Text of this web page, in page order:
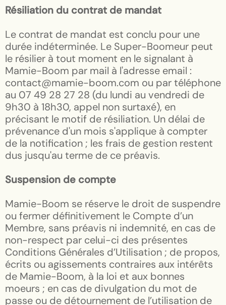
Résiliation du contrat de mandat
Le contrat de mandat est conclu pour une
durée indéterminée. Le Super-Boomeur peut
le résilier à tout moment en le signalant à
Mamie-Boom par mail à l'adresse email :
contact@mamie-boom.com ou par téléphone
au 07 49 28 27 28 (du lundi au vendredi de
9h30 à 18h30, appel non surtaxé), en
précisant le motif de résiliation. Un délai de
prévenance d'un mois s'applique à compter
de la notification ; les frais de gestion restent
dus jusqu'au terme de ce préavis.
Suspension de compte
Mamie-Boom se réserve le droit de suspendre
ou fermer définitivement le Compte d’un
Membre, sans préavis ni indemnité, en cas de
non-respect par celui-ci des présentes
Conditions Générales d’Utilisation ; de propos,
écrits ou agissements contraires aux intérêts
de Mamie-Boom, à la loi et aux bonnes
moeurs ; en cas de divulgation du mot de
passe ou de détournement de l’utilisation de